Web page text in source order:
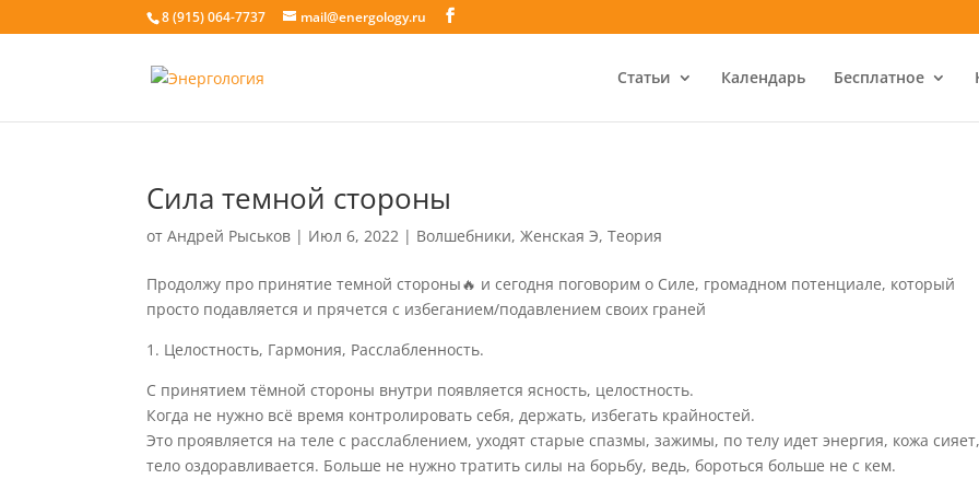
8 (915) 064-7737 mail@energology.ru
Статьи Календарь Бесплатное
Сила темной стороны
отАндрей Рыськов | Июл 6, 2022 | Волшебники,Женская Э,Теория
Продолжу про принятие темной стороны🔥 и сегодня поговорим о Силе, громадном потенциале, который
просто подавляется и прячется с избеганием/подавлением своих граней
1. Целостность, Гармония, Расслабленность.
С принятием тёмной стороны внутри появляется ясность, целостность.
Когда не нужно всё время контролировать себя, держать, избегать крайностей.
Это проявляется на теле с расслаблением, уходят старые спазмы, зажимы, по телу идет энергия, кожа
тело оздоравливается. Больше не нужно тратить силы на борьбу, ведь, бороться больше не с кем.